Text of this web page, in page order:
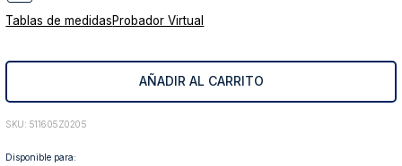
Tablas de medidasProbador Virtual
AÑADIR AL CARRITO
: 511605Z0205
Disponible para:
9.
poleron